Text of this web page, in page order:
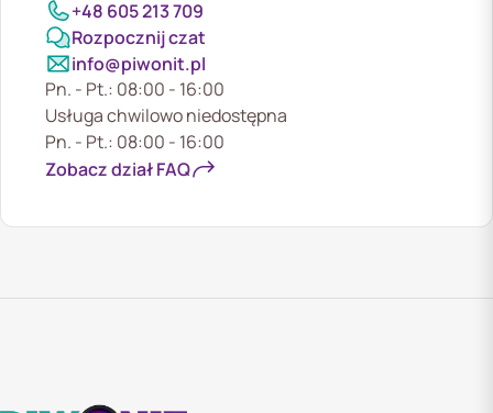
+48 605 213 709
Rozpocznij czat
info@piwonit.pl
Pn. - Pt.: 08:00 - 16:00
Usługa chwilowo niedostępna
Pn. - Pt.: 08:00 - 16:00
Zobacz dział FAQ